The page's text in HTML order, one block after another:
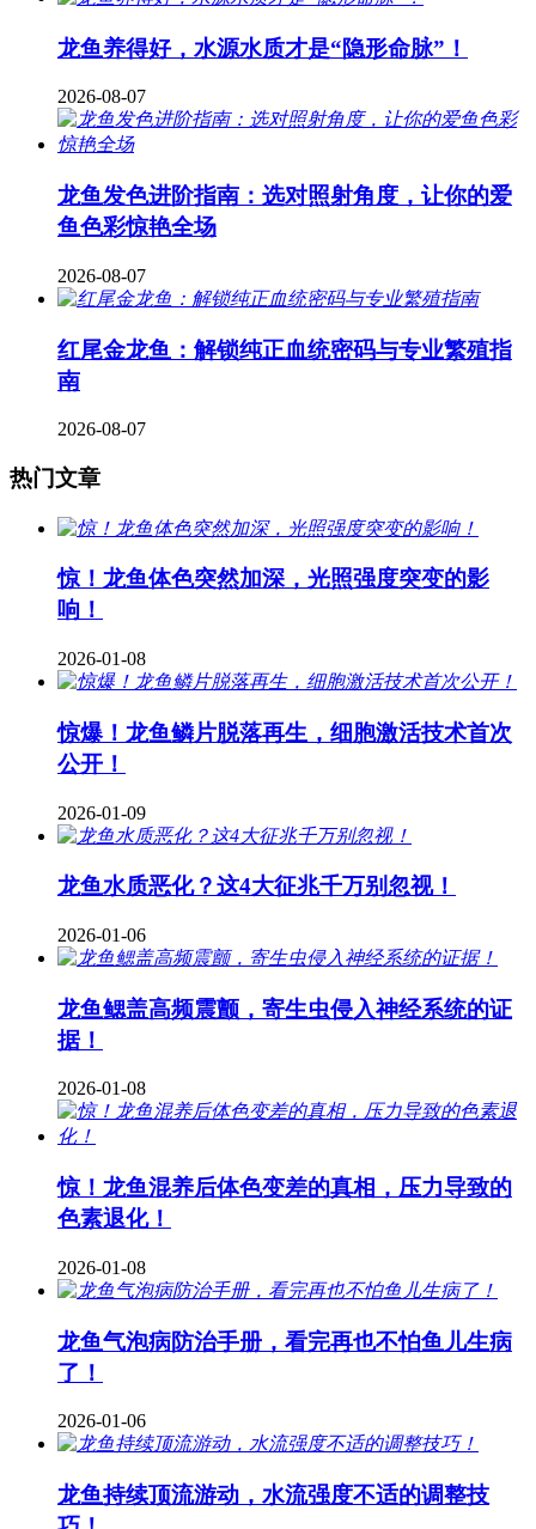
龙鱼养得好，水源水质才是“隐形命脉”！
2026-08-07
龙鱼发色进阶指南：选对照射角度，让你的爱
鱼色彩惊艳全场
2026-08-07
红尾金龙鱼：解锁纯正血统密码与专业繁殖指
南
2026-08-07
热门文章
惊！龙鱼体色突然加深，光照强度突变的影
响！
2026-01-08
惊爆！龙鱼鳞片脱落再生，细胞激活技术首次
公开！
2026-01-09
龙鱼水质恶化？这4大征兆千万别忽视！
2026-01-06
龙鱼鳃盖高频震颤，寄生虫侵入神经系统的证
据！
2026-01-08
惊！龙鱼混养后体色变差的真相，压力导致的
色素退化！
2026-01-08
龙鱼气泡病防治手册，看完再也不怕鱼儿生病
了！
2026-01-06
龙鱼持续顶流游动，水流强度不适的调整技